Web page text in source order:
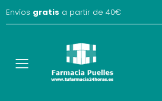
Envíos gratis a partir de 40€
Toggle